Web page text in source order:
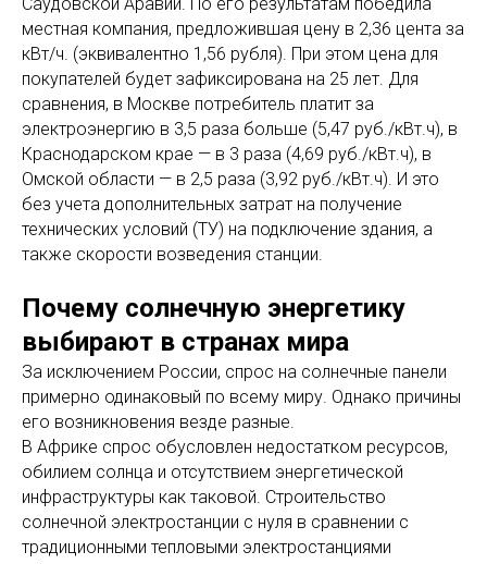
местная компания, предложившая цену в 2,36 цента за
кВт/ч. (эквивалентно 1,56 рубля). При этом цена для
покупателей будет зафиксирована на 25 лет. Для
сравнения, в Москве потребитель платит за
электроэнергию в 3,5 раза больше (5,47 руб./кВт.ч), в
Краснодарском крае — в 3 раза (4,69 руб./кВт.ч), в
Омской области — в 2,5 раза (3,92 руб./кВт.ч). И это
без учета дополнительных затрат на получение
технических условий (ТУ) на подключение здания, а
также скорости возведения станции.
Почему солнечную энергетику
выбирают в странах мира
За исключением России, спрос на солнечные панели
примерно одинаковый по всему миру. Однако причины
его возникновения везде разные.
В Африке спрос обусловлен недостатком ресурсов,
обилием солнца и отсутствием энергетической
инфраструктуры как таковой. Строительство
солнечной электростанции с нуля в сравнении с
традиционными тепловыми электростанциями